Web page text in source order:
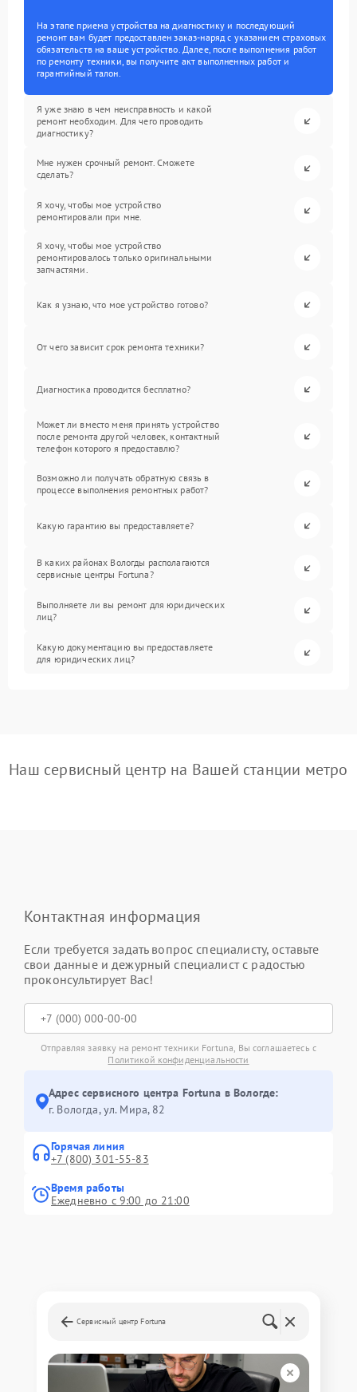
На этапе приема устройства на диагностику и последующий
ремонт вам будет предоставлен заказ-наряд с указанием страховых
обязательств на ваше устройство. Далее, после выполнения работ
по ремонту техники, вы получите акт выполненных работ и
гарантийный талон.
Я уже знаю в чем неисправность и какой
ремонт необходим. Для чего проводить
диагностику?
Мне нужен срочный ремонт. Сможете
сделать?
Я хочу, чтобы мое устройство
ремонтировали при мне.
Я хочу, чтобы мое устройство
ремонтировалось только оригинальными
запчастями.
Как я узнаю, что мое устройство готово?
От чего зависит срок ремонта техники?
Диагностика проводится бесплатно?
Может ли вместо меня принять устройство
после ремонта другой человек, контактный
телефон которого я предоставлю?
Возможно ли получать обратную связь в
процессе выполнения ремонтных работ?
Какую гарантию вы предоставляете?
В каких районах Вологды располагаются
сервисные центры Fortuna?
Выполняете ли вы ремонт для юридических
лиц?
Какую документацию вы предоставляете
для юридических лиц?
Наш сервисный центр на Вашей станции метро
Контактная информация
Если требуется задать вопрос специалисту, оставьте
свои данные и дежурный специалист с радостью
проконсультирует Вас!
Отправляя заявку на ремонт техники Fortuna, Вы соглашаетесь с
Политикой конфиденциальности
Адрес сервисного центра Fortuna в Вологде:
г. Вологда, ул. Мира, 82
Горячая линия
+7 (800) 301-55-83
Время работы
Ежедневно с 9:00 до 21:00
Сервисный центр Fortuna